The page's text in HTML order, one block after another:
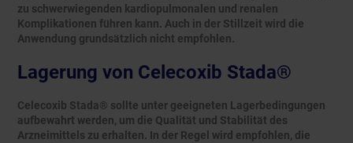
zu schwerwiegenden kardiopulmonalen und renalen
Komplikationen führen kann. Auch in der Stillzeit wird die
Anwendung grundsätzlich nicht empfohlen.
Lagerung von Celecoxib Stada®
Celecoxib Stada® sollte unter geeigneten Lagerbedingungen
aufbewahrt werden, um die Qualität und Stabilität des
Arzneimittels zu erhalten. In der Regel wird empfohlen, die